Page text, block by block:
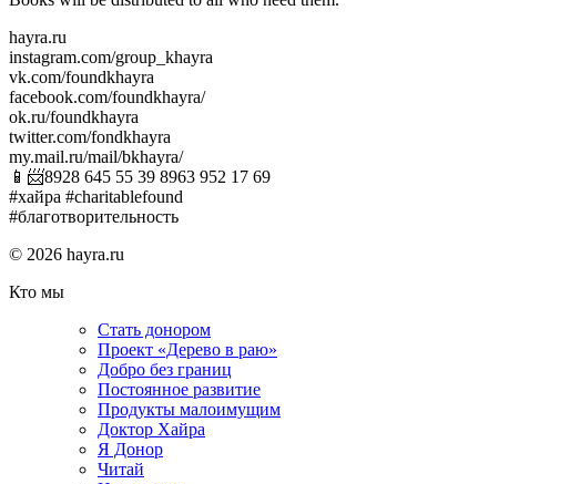
hayra.ru
instagram.com/group_khayra
vk.com/foundkhayra
facebook.com/foundkhayra/
ok.ru/foundkhayra
twitter.com/fondkhayra
my.mail.ru/mail/bkhayra/
📱📨8928 645 55 39 8963 952 17 69
#хайра #charitablefound
#благотворительность
© 2026 hayra.ru
Кто мы
Стать донором
Проект «Дерево в раю»
Добро без границ
Постоянное развитие
Продукты малоимущим
Доктор Хайра
Я Донор
Читай